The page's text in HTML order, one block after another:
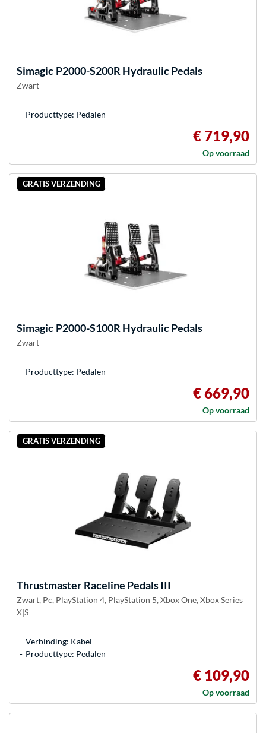
Simagic P2000-S200R Hydraulic Pedals
Zwart
Producttype: Pedalen
€ 719,90
Op voorraad
GRATIS VERZENDING
Simagic P2000-S100R Hydraulic Pedals
Zwart
Producttype: Pedalen
€ 669,90
Op voorraad
GRATIS VERZENDING
Thrustmaster Raceline Pedals III
Zwart, Pc, PlayStation 4, PlayStation 5, Xbox One, Xbox Series
X|S
Verbinding: Kabel
Producttype: Pedalen
€ 109,90
Op voorraad